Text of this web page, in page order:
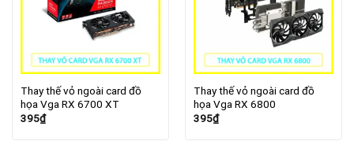
Thay thế vỏ ngoài card đồ
họa Vga RX 6700 XT
395₫
Thay thế vỏ ngoài card đồ
họa Vga RX 6800
395₫